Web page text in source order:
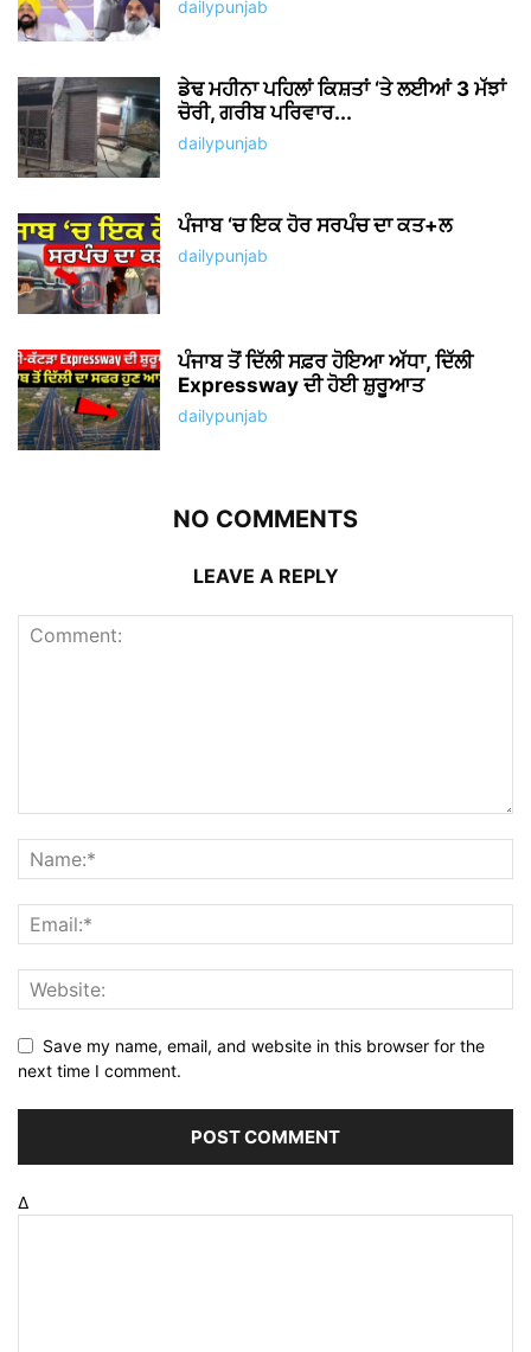
dailypunjab
ਡੇਢ ਮਹੀਨਾ ਪਹਿਲਾਂ ਕਿਸ਼ਤਾਂ ‘ਤੇ ਲਈਆਂ 3 ਮੱਝਾਂ
ਚੋਰੀ, ਗਰੀਬ ਪਰਿਵਾਰ...
dailypunjab
ਪੰਜਾਬ ‘ਚ ਇਕ ਹੋਰ ਸਰਪੰਚ ਦਾ ਕਤ+ਲ
dailypunjab
ਪੰਜਾਬ ਤੋਂ ਦਿੱਲੀ ਸਫ਼ਰ ਹੋਇਆ ਅੱਧਾ, ਦਿੱਲੀ
Expressway ਦੀ ਹੋਈ ਸ਼ੁਰੂਆਤ
dailypunjab
NO COMMENTS
LEAVE A REPLY
Save my name, email, and website in this browser for the
next time I comment.
Δ